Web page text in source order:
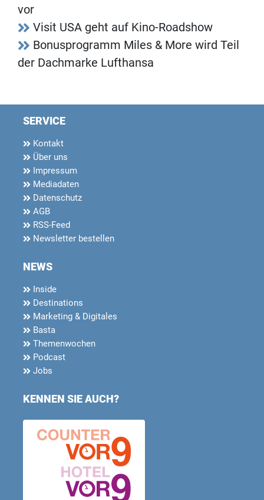
vor
Visit USA geht auf Kino-Roadshow
Bonusprogramm Miles & More wird Teil
der Dachmarke Lufthansa
SERVICE
Kontakt
Über uns
Impressum
Mediadaten
Datenschutz
AGB
RSS-Feed
Newsletter bestellen
NEWS
Inside
Destinations
Marketing & Digitales
Basta
Themenwochen
Podcast
Jobs
KENNEN SIE AUCH?